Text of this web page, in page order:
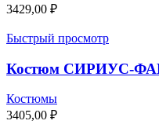
3429,00 ₽
Быстрый просмотр
Костюм СИРИУС-
Костюмы
3405,00 ₽